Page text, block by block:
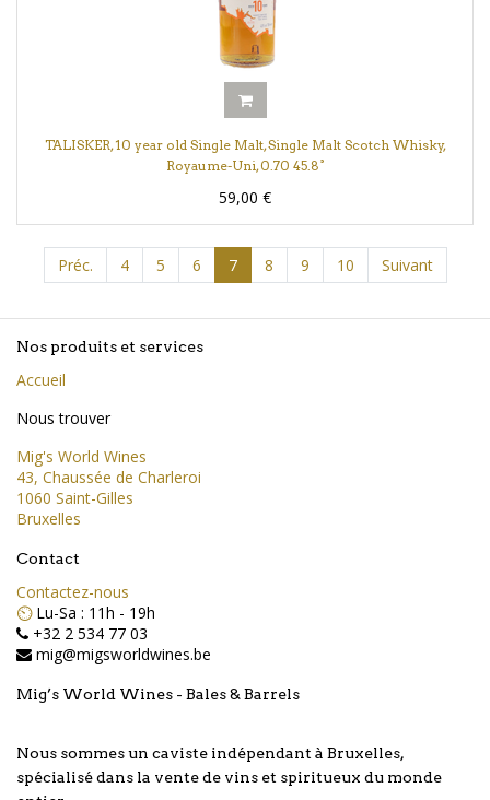
TALISKER, 10 year old Single Malt, Single Malt Scotch Whisky,
Royaume-Uni, 0.70 45.8°
59,00 €
Préc. 4 5 6 7 8 9 10 Suivant
Nos produits et services
Accueil
Nous trouver
Mig's World Wines
43, Chaussée de Charleroi
1060 Saint-Gilles
Bruxelles
Contact
Contactez-nous
⏲️ Lu-Sa : 11h - 19h
+32 2 534 77 03
mig@migsworldwines.be
Mig’s World Wines - Bales & Barrels
Nous sommes un caviste indépendant à Bruxelles,
spécialisé dans la vente de vins et spiritueux du monde